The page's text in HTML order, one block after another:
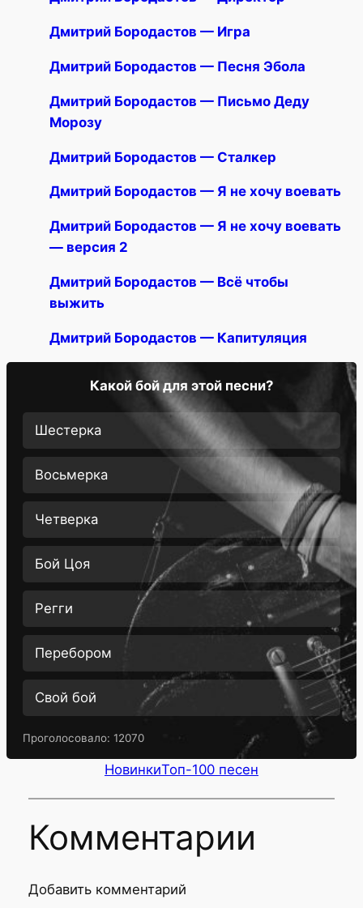
Дмитрий Бородастов — Игра
Дмитрий Бородастов — Песня Эбола
Дмитрий Бородастов — Письмо Деду
Морозу
Дмитрий Бородастов — Сталкер
Дмитрий Бородастов — Я не хочу воевать
Дмитрий Бородастов — Я не хочу воевать
— версия 2
Дмитрий Бородастов — Всё чтобы
выжить
Дмитрий Бородастов — Капитуляция
Какой бой для этой песни?
Шестерка
Восьмерка
Четверка
Бой Цоя
Регги
Перебором
Свой бой
Проголосовало: 12070
НовинкиТоп-100 песен
Комментарии
Добавить комментарий